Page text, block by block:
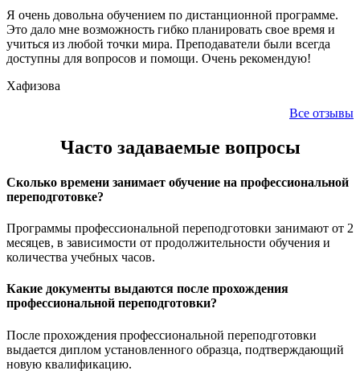
Я очень довольна обучением по дистанционной программе.
Это дало мне возможность гибко планировать свое время и
учиться из любой точки мира. Преподаватели были всегда
доступны для вопросов и помощи. Очень рекомендую!
Хафизова
Все отзывы
Часто задаваемые вопросы
Сколько времени занимает обучение на профессиональной
переподготовке?
Программы профессиональной переподготовки занимают от 2
месяцев, в зависимости от продолжительности обучения и
количества учебных часов.
Какие документы выдаются после прохождения
профессиональной переподготовки?
После прохождения профессиональной переподготовки
выдается диплом установленного образца, подтверждающий
новую квалификацию.